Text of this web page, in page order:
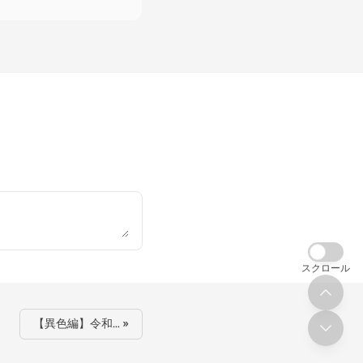
【異色編】令和… »
スクロール